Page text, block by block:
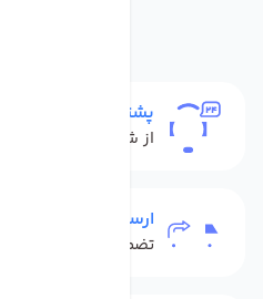
پشتیبانی
از شنبه تا پنج شنبه
ارسال به سراسر کشور
تضمین بهترین قیمت